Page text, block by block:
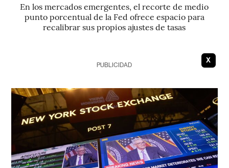
En los mercados emergentes, el recorte de medio
punto porcentual de la Fed ofrece espacio para
recalibrar sus propios ajustes de tasas
X
PUBLICIDAD